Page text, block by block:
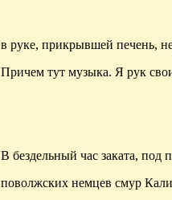
в руке, прикрывшей печень,
Причем тут музыка. Я рук
В бездельный час заката, под
поволжских немцев смур